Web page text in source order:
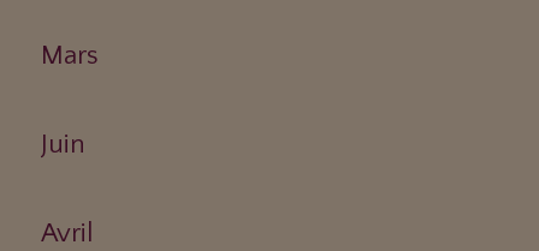
Mars
Juin
Avril